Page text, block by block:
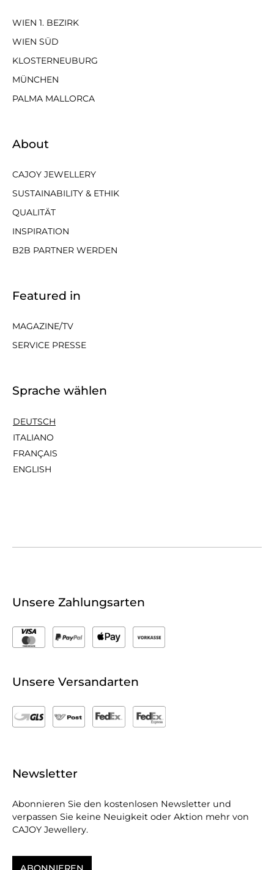
WIEN 1. BEZIRK
WIEN SÜD
KLOSTERNEUBURG
MÜNCHEN
PALMA MALLORCA
About
CAJOY JEWELLERY
SUSTAINABILITY & ETHIK
QUALITÄT
INSPIRATION
B2B PARTNER WERDEN
Featured in
MAGAZINE/TV
SERVICE PRESSE
Sprache wählen
DEUTSCH
ITALIANO
FRANÇAIS
ENGLISH
Unsere Zahlungsarten
Unsere Versandarten
Newsletter
Abonnieren Sie den kostenlosen Newsletter und
verpassen Sie keine Neuigkeit oder Aktion mehr von
CAJOY Jewellery.